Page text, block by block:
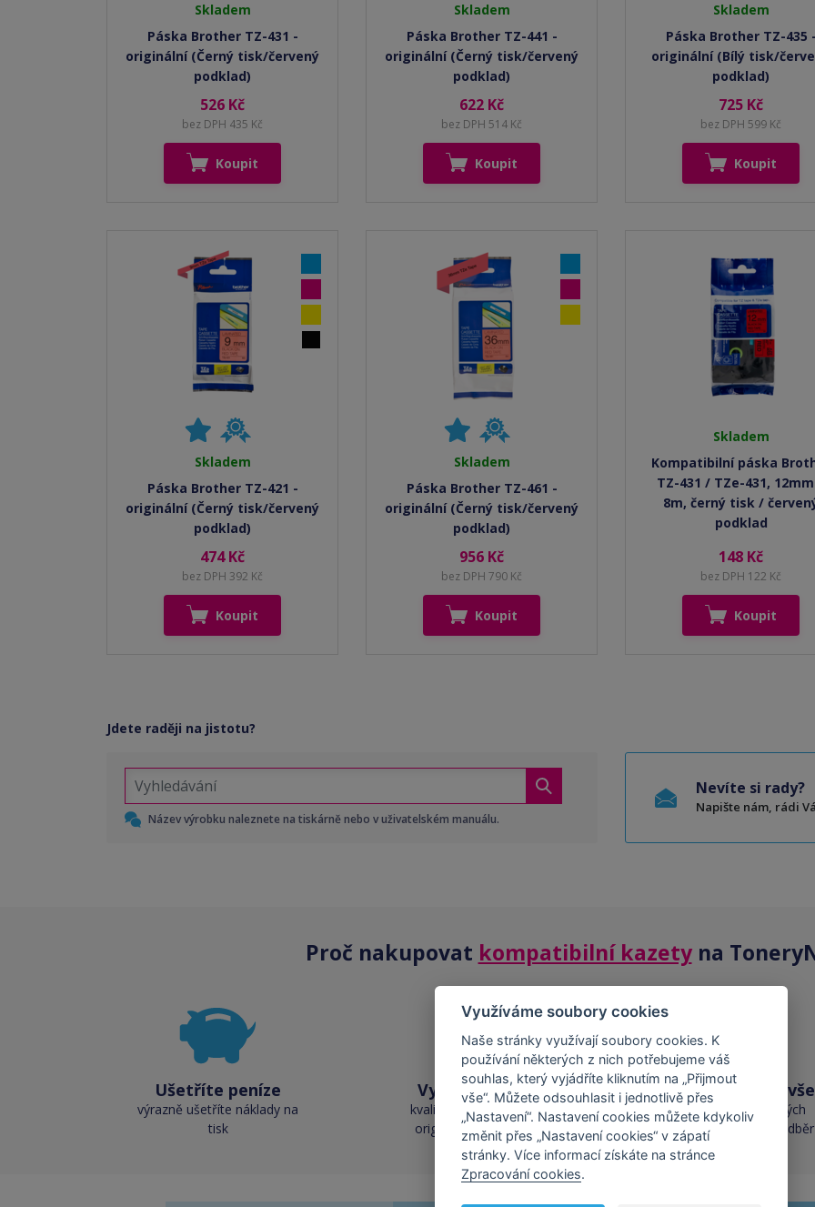
Skladem
Páska Brother TZ-431 -
originální (Černý tisk/červený
podklad)
526 Kč
bez DPH 435 Kč
Koupit
Skladem
Páska Brother TZ-441 -
originální (Černý tisk/červený
podklad)
622 Kč
bez DPH 514 Kč
Koupit
Skladem
Páska Brother TZ-435 -
originální (Bílý tisk/
podklad)
725 Kč
bez DPH 599 Kč
Koupit
Skladem
Páska Brother TZ-421 -
originální (Černý tisk/červený
podklad)
474 Kč
bez DPH 392 Kč
Koupit
Skladem
Páska Brother TZ-461 -
originální (Černý tisk/červený
podklad)
956 Kč
bez DPH 790 Kč
Koupit
Skladem
Kompatibilní páska
TZ-431 / TZe-431,
8m, černý tisk /
podklad
148 Kč
bez DPH 122 Kč
Koupit
Jdete raději na jistotu?
Název výrobku naleznete na tiskárně nebo v uživatelském manuálu.
Nevíte si rady?
Napište nám, rádi
Proč nakupovat kompatibilní kazetyna
Ušetříte peníze
výrazně ušetříte náklady na
tisk
Vysoká kvalita
kvalita je srovnatelná s
originálními náplněmi
Skladem téměř vše
přes 50 000 skladových
zásob pro okamžitý odběr
Využíváme soubory cookies
Naše stránky využívají soubory cookies. K
používání některých z nich potřebujeme váš
souhlas, který vyjádříte kliknutím na „Přijmout
vše“. Můžete odsouhlasit i jednotlivě přes
„Nastavení“. Nastavení cookies můžete kdykoliv
změnit přes „Nastavení cookies“ v zápatí
stránky. Více informací získáte na stránce
Zpracování cookies.